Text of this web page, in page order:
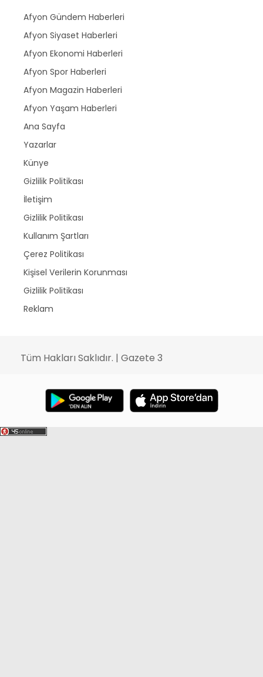
Afyon Gündem Haberleri
Afyon Siyaset Haberleri
Afyon Ekonomi Haberleri
Afyon Spor Haberleri
Afyon Magazin Haberleri
Afyon Yaşam Haberleri
Ana Sayfa
Yazarlar
Künye
Gizlilik Politikası
İletişim
Gizlilik Politikası
Kullanım Şartları
Çerez Politikası
Kişisel Verilerin Korunması
Gizlilik Politikası
Reklam
Tüm Hakları Saklıdır. | Gazete 3